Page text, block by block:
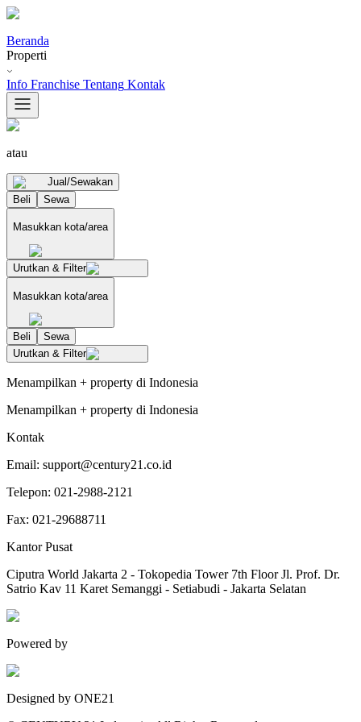
Beranda
Properti
Info Franchise Tentang Kontak
atau
Jual/Sewakan
Beli
Sewa
Masukkan kota/area
Urutkan & Filter
Masukkan kota/area
Beli
Sewa
Urutkan & Filter
Menampilkan + property di Indonesia
Menampilkan + property di Indonesia
Kontak
Email: support@century21.co.id
Telepon: 021-2988-2121
Fax: 021-29688711
Kantor Pusat
Ciputra World Jakarta 2 - Tokopedia Tower 7th Floor Jl. Prof. Dr.
Satrio Kav 11 Karet Semanggi - Setiabudi - Jakarta Selatan
Powered by
Designed by ONE21